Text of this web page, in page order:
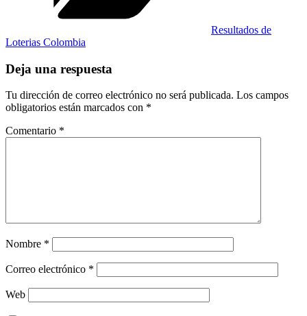
Resultados de
Loterias Colombia
Deja una respuesta
Tu dirección de correo electrónico no será publicada. Los campos
obligatorios están marcados con *
Comentario *
Nombre *
Correo electrónico *
Web